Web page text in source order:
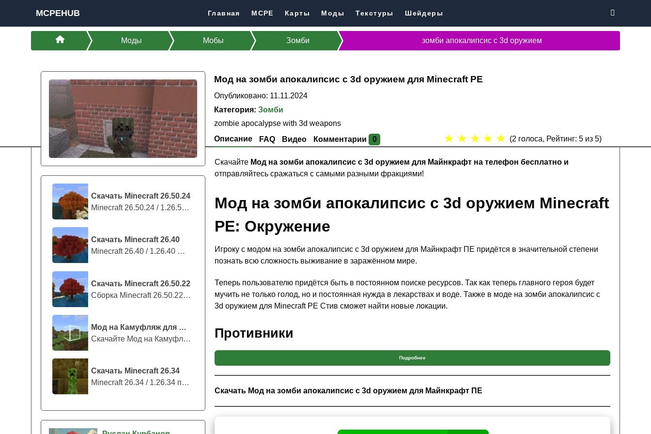
MCPEHUB Главная MCPE Карты Моды Текстуры Шейдеры
Моды Мобы Зомби зомби апокалипсис с 3d оружием
Мод на зомби апокалипсис с 3d оружием для Minecraft PE
Опубликовано: 11.11.2024
Категория:Зомби
zombie apocalypse with 3d weapons
Описание
FAQ Видео Комментарии 0 ★ ★ ★ ★ ★ (2 голоса, Рейтинг: 5из 5)
Скачать Minecraft 26.50.24
Minecraft 26.50.24 / 1.26.50.24 предс...
Скачать Minecraft 26.40
Minecraft 26.40 / 1.26.40 — стабильны...
Скачать Minecraft 26.50.22
Сборка Minecraft 26.50.22 / 1.26.50.2...
Мод на Камуфляж для Майнкрафт ПЕ
Скачайте Мод на Камуфляж на Майнкрафт...
Скачать Minecraft 26.34
Minecraft 26.34 / 1.26.34 представляе...
Скачайте Мод на зомби апокалипсис с 3d оружием для Майнкрафт на телефон бесплатно и
отправляйтесь сражаться с самыми разными фракциями!
Мод на зомби апокалипсис с 3d оружием Minecraft
PE: Окружение
Игроку с модом на зомби апокалипсис с 3d оружием для Майнкрафт ПЕ придётся в значительной степени
познать всю сложность выживание в заражённом мире.
Теперь пользователю придётся быть в постоянном поиске ресурсов. Так как теперь главного героя будет
мучить не только голод, но и постоянная нужда в лекарствах и воде. Также в моде на зомби апокалипсис с
3d оружием для Minecraft PE Стив сможет найти новые локации.
Противники
Самой главной проблемой игрока в моде на зомби апокалипсис с 3d оружием для Майнкрафт ПЕ станут
противники. Многие из этих существ и людей не оченьсклонны к диалогам. Всего в мире игры появится три
фракции.
Подробнее
Скачать Мод на зомби апокалипсис с 3d оружием для Майнкрафт ПЕ